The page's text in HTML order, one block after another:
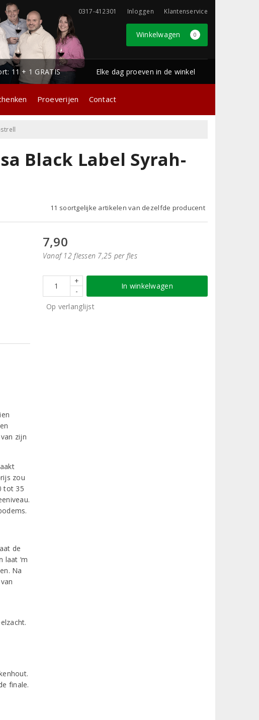
0317-412301 Inloggen Klantenservice
Winkelwagen 0
11 + 1 GRATIS Elke dag proeven in de winkel
Proeverijen Contact
Black Label Syrah-
11 soortgelijke artikelen van dezelfde producent
zijn
zou
tot 35
de
laat ‘m
Na
finale.
7,90
Vanaf 12 flessen 7,25 per fles
+
-
In winkelwagen
Op verlanglijst